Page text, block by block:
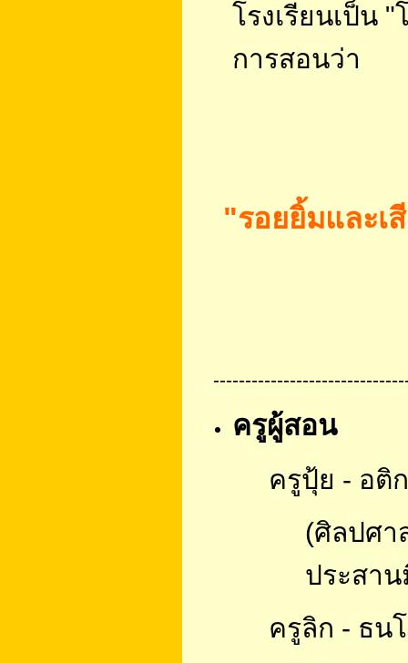
โรงเรียนเป็น
การสอนว่า
"รอยยิ้มและเ
ครูผู้สอน
ครูปุ้ย - อติ
(ศิลปศ
ประสา
ครูลิก - ธน